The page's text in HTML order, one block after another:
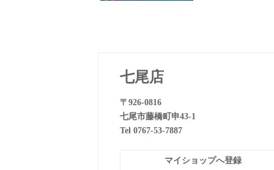
七尾店
〒926-0816
七尾市藤橋町申43-1
Tel 0767-53-7887
マイショップへ登録